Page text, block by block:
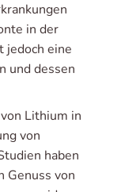
in der
jedoch eine
und dessen
Lithium in
von
haben
Genuss von